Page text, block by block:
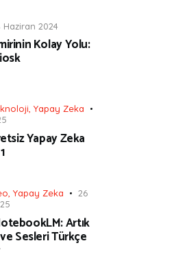
Haziran 2024
Kolay Yolu:
Yapay Zeka
Yapay Zeka
Yapay Zeka
26
Artık
Sesleri Türkçe